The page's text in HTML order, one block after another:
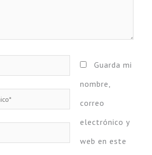
Guarda mi
nombre,
correo
electrónico y
web en este